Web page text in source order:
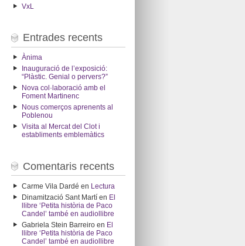
VxL
Entrades recents
Ànima
Inauguració de l’exposició:
“Plàstic. Genial o pervers?”
Nova col·laboració amb el
Foment Martinenc
Nous comerços aprenents al
Poblenou
Visita al Mercat del Clot i
establiments emblemàtics
Comentaris recents
Carme Vila Dardé en Lectura
Dinamització Sant Martíen El
llibre ‘Petita història de Paco
Candel’ també en audiollibre
Gabriela Stein Barreiroen El
llibre ‘Petita història de Paco
Candel’ també en audiollibre